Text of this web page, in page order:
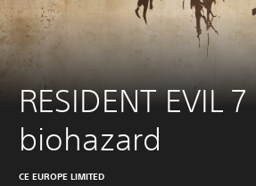
RESIDENT EVIL 7
biohazard
CE EUROPE LIMITED